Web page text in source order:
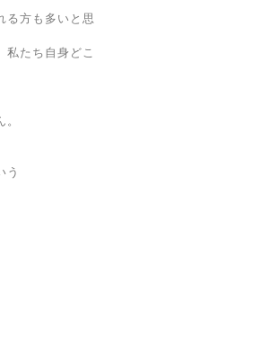
る方も多いと思
私たち自身どこ
う